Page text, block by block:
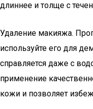
длиннее и толще с
Удаление макияжа.
используйте его для
справляется даже с
применение
кожи и позволяет